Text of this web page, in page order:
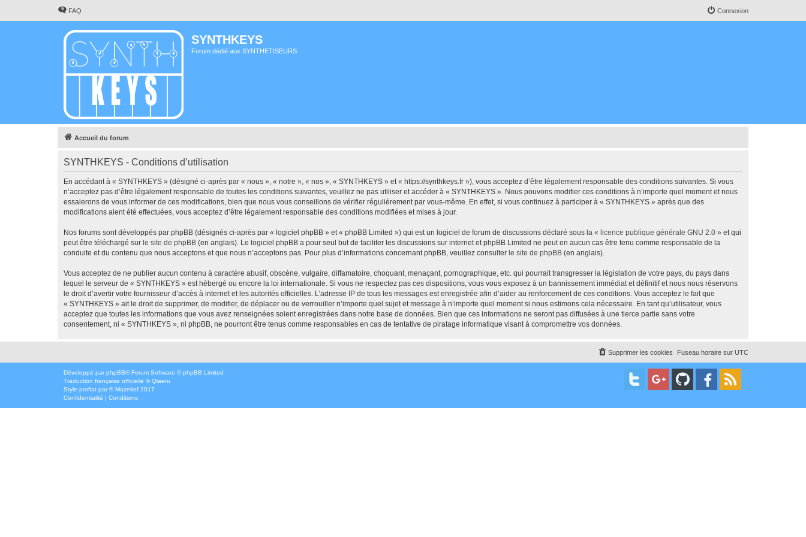
FAQ Connexion
SYNTHKEYS
Forum dédié aux SYNTHETISEURS
Accueil du forum
SYNTHKEYS - Conditions d’utilisation
En accédant à « SYNTHKEYS » (désigné ci-après par « nous », « notre », « nos », « SYNTHKEYS » et « https://synthkeys.fr »), vous acceptez d’être légalement responsable des conditions suivantes. Si vous
n’acceptez pas d’être légalement responsable de toutes les conditions suivantes, veuillez ne pas utiliser et accéder à « SYNTHKEYS ». Nous pouvons modifier ces conditions à n’importe quel moment et nous
essaierons de vous informer de ces modifications, bien que nous vous conseillons de vérifier régulièrement par vous-même. En effet, si vous continuez à participer à « SYNTHKEYS » après que des
modifications aient été effectuées, vous acceptez d’être légalement responsable des conditions modifiées et mises à jour.
Nos forums sont développés par phpBB (désignés ci-après par « logiciel phpBB » et « phpBB Limited ») qui est un logiciel de forum de discussions déclaré sous la « licence publique générale GNU 2.0 » et qui
peut être téléchargé sur le site de phpBB (en anglais). Le logiciel phpBB a pour seul but de faciliter les discussions sur internet et phpBB Limited ne peut en aucun cas être tenu comme responsable de la
conduite et du contenu que nous acceptons et que nous n’acceptons pas. Pour plus d’informations concernant phpBB, veuillez consulter le site de phpBB (en anglais).
Vous acceptez de ne publier aucun contenu à caractère abusif, obscène, vulgaire, diffamatoire, choquant, menaçant, pornographique, etc. qui pourrait transgresser la législation de votre pays, du pays dans
lequel le serveur de « SYNTHKEYS » est hébergé ou encore la loi internationale. Si vous ne respectez pas ces dispositions, vous vous exposez à un bannissement immédiat et définitif et nous nous réservons
le droit d’avertir votre fournisseur d’accès à internet et les autorités officielles. L’adresse IP de tous les messages est enregistrée afin d’aider au renforcement de ces conditions. Vous acceptez le fait que
« SYNTHKEYS » ait le droit de supprimer, de modifier, de déplacer ou de verrouiller n’importe quel sujet et message à n’importe quel moment si nous estimons cela nécessaire. En tant qu’utilisateur, vous
acceptez que toutes les informations que vous avez renseignées soient enregistrées dans notre base de données. Bien que ces informations ne seront pas diffusées à une tierce partie sans votre
consentement, ni « SYNTHKEYS », ni phpBB, ne pourront être tenus comme responsables en cas de tentative de piratage informatique visant à compromettre vos données.
Fuseau horaire sur UTC
Supprimer les cookies
Développé par phpBB® Forum Software © phpBB Limited
Traduction française officielle ©Qiaeru
Style proflat par ©Mazeltof 2017
Confidentialité | Conditions